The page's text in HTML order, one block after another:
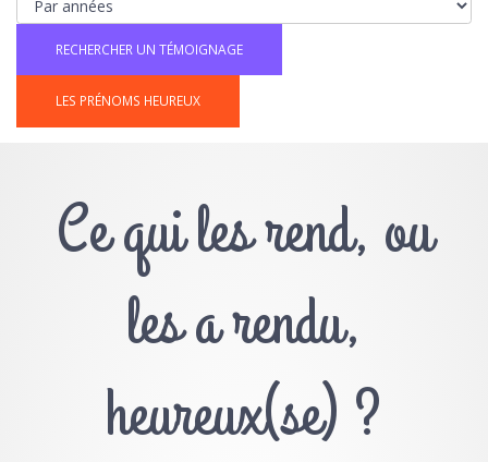
LES PRÉNOMS HEUREUX
Ce qui les rend, ou
les a rendu,
heureux(se) ?